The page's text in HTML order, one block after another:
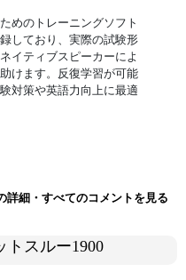
めのトレーニングソフト
しており、実際の試験形
イティブスピーカーによ
けます。反復学習が可能
対策や英語力向上に最適
詳細・すべてのコメントを見る
トスルー1900